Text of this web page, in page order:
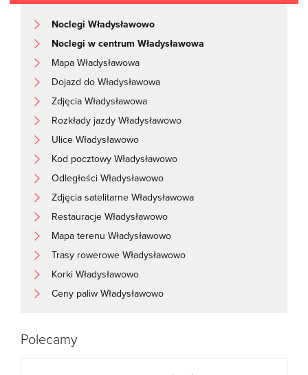
Noclegi Władysławowo
Noclegi w centrum Władysławowa
Mapa Władysławowa
Dojazd do Władysławowa
Zdjęcia Władysławowa
Rozkłady jazdy Władysławowo
Ulice Władysławowo
Kod pocztowy Władysławowo
Odległości Władysławowo
Zdjęcia satelitarne Władysławowa
Restauracje Władysławowo
Mapa terenu Władysławowo
Trasy rowerowe Władysławowo
Korki Władysławowo
Ceny paliw Władysławowo
Polecamy